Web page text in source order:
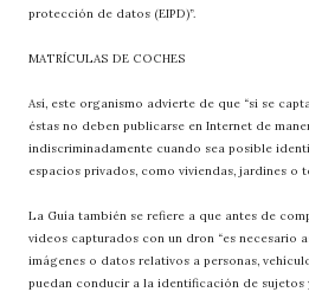
protección de datos (EIPD)”.
MATRÍCULAS DE COCHES
Así, este organismo advierte de que “si se
éstas no deben publicarse en Internet de
indiscriminadamente cuando sea posible
espacios privados, como viviendas, jardines o
La Guía también se refiere a que antes de
videos capturados con un dron “es necesario
imágenes o datos relativos a personas,
puedan conducir a la identificación de sujetos